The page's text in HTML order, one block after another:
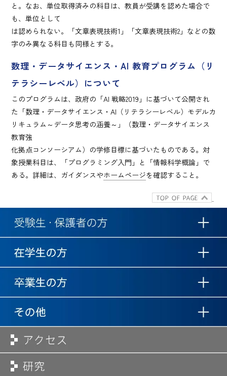
と。なお、単位取得済みの科目は、教員が受講を認めた場合で
も、単位として
は認められない。「文章表現技術1」「文章表現技術2」などの数
字のみ異なる科目も同様とする。
数理・データサイエンス・AI 教育プログラム（リ
テラシーレベル）について
このプログラムは、政府の「AI 戦略2019」に基づいて公開され
た「数理・データサイエンス・AI（リテラシーレベル）モデルカ
リキュラム～データ思考の涵養～」（数理・データサイエンス
教育強
化拠点コンソーシアム）の学修目標に基づいたものである。対
象授業科目は、「プログラミング入門」と「情報科学概論」で
ある。詳細は、ガイダンスやホームページを確認すること。